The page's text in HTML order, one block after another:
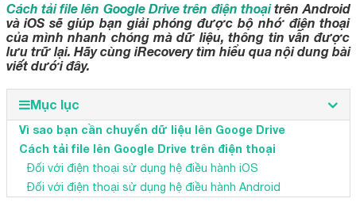
Cách tải file lên Google Drive trên điện thoạitrên Android
và iOS sẽ giúp bạn giải phóng được bộ nhớ điện thoại
của mình nhanh chóng mà dữ liệu, thông tin vẫn được
lưu trữ lại. Hãy cùng iRecovery tìm hiểu qua nội dung bài
viết dưới đây.
Mục lục
Vì sao bạn cần chuyển dữ liệu lên Googe Drive
Cách tải file lên Google Drive trên điện thoại
Đối với điện thoại sử dụng hệ điều hành iOS
Đối với điện thoại sử dụng hệ điều hành Android